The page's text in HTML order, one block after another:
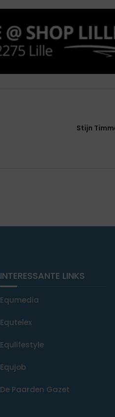
Stijn
INTERESSANTE LINKS
Equmedia
Equtelex
Equlifestyle
Equjob
De Paarden Gazet